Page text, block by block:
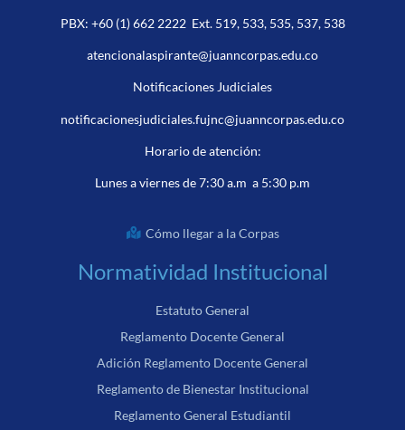
PBX: +60 (1) 662 2222Ext. 519, 533, 535, 537, 538
atencionalaspirante@juanncorpas.edu.co
Notificaciones Judiciales
notificacionesjudiciales.fujnc@juanncorpas.edu.co
Horario de atención:
Lunes a viernes de 7:30 a.m a 5:30 p.m
Cómo llegar a la Corpas
Normatividad Institucional
Estatuto General
Reglamento Docente General
Adición Reglamento Docente General
Reglamento de Bienestar Institucional
Reglamento General Estudiantil